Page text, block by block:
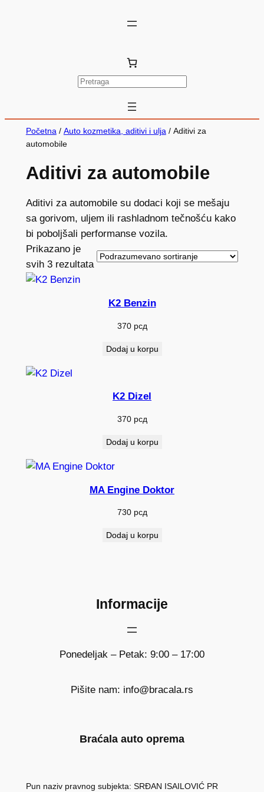
P
t
Početna/ Auto kozmetika, aditivi i ulja/ Aditivi za
automobile
Aditivi za automobile
Aditivi za automobile su dodaci koji se mešaju
sa gorivom, uljem ili rashladnom tečnošću kako
bi poboljšali performanse vozila.
Prikazano je
svih 3 rezultata
K2 Benzin
370 рсд
Dodaj u korpu
K2 Dizel
370 рсд
Dodaj u korpu
MA Engine Doktor
730 рсд
Dodaj u korpu
Informacije
Ponedeljak – Petak: 9:00 – 17:00
Pišite nam: info@bracala.rs
Braćala auto oprema
Pun naziv pravnog subjekta: SRĐAN ISAILOVIĆ PR